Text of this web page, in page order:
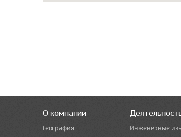
О компании
География
Инженерные